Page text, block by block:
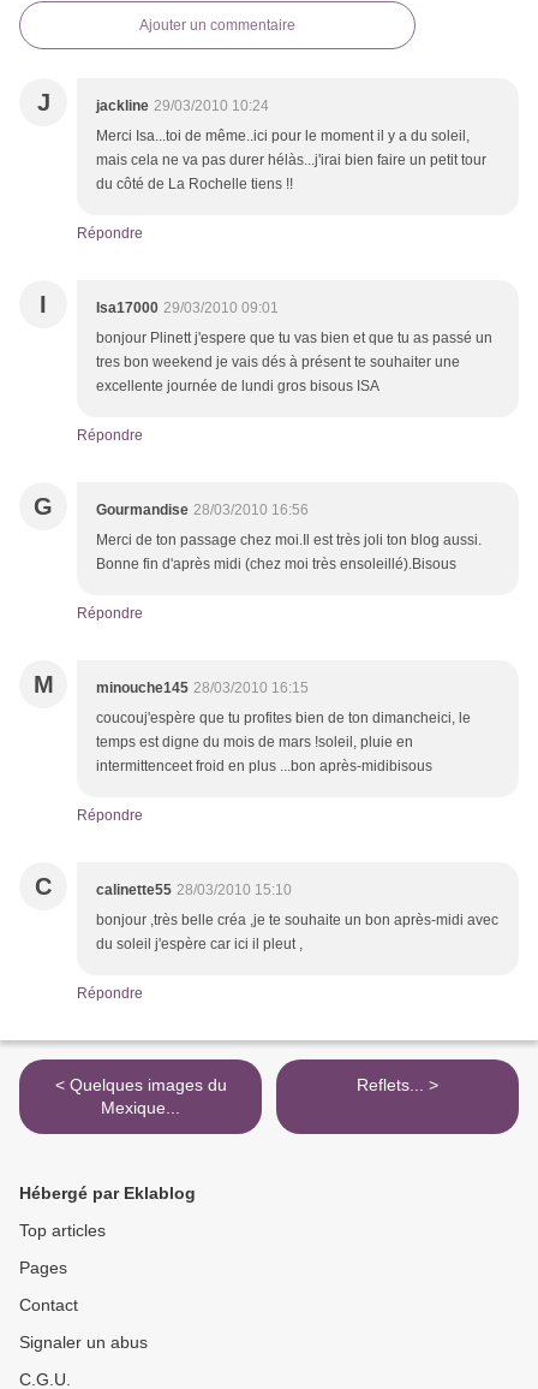
Ajouter un commentaire
J jackline 29/03/2010 10:24
Merci Isa...toi de même..ici pour le moment il y a du soleil,
mais cela ne va pas durer hélàs...j'irai bien faire un petit tour
du côté de La Rochelle tiens !!
Répondre
I Isa17000 29/03/2010 09:01
bonjour Plinett j'espere que tu vas bien et que tu as passé un
tres bon weekend je vais dés à présent te souhaiter une
excellente journée de lundi gros bisous ISA
Répondre
G Gourmandise 28/03/2010 16:56
Merci de ton passage chez moi.Il est très joli ton blog aussi.
Bonne fin d'après midi (chez moi très ensoleillé).Bisous
Répondre
M minouche145 28/03/2010 16:15
coucouj'espère que tu profites bien de ton dimancheici, le
temps est digne du mois de mars !soleil, pluie en
intermittenceet froid en plus ...bon après-midibisous
Répondre
C calinette55 28/03/2010 15:10
bonjour ,très belle créa ,je te souhaite un bon après-midi avec
du soleil j'espère car ici il pleut ,
Répondre
< Quelques images du
Mexique...
Reflets... >
Hébergé par Eklablog
Top articles
Pages
Contact
Signaler un abus
C.G.U.